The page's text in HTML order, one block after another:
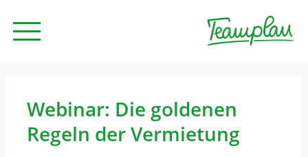
Beratung
Webinar: Die goldenen
Regeln der Vermietung